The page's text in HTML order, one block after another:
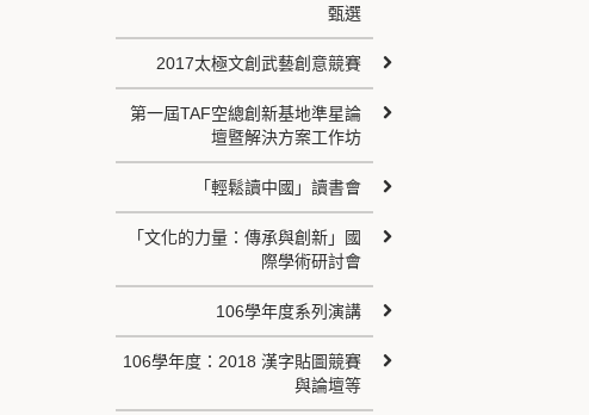
甄選
2017太極文創武藝創意競賽
第一屆TAF空總創新基地準星論
壇暨解決方案工作坊
「輕鬆讀中國」讀書會
「文化的力量：傳承與創新」國
際學術研討會
106學年度系列演講
106學年度：2018 漢字貼圖競賽
與論壇等